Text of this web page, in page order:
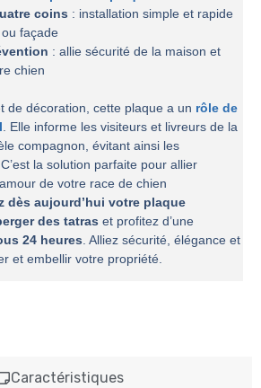
Caractéristiques
coins : installation simple et rapide
façade
: allie sécurité de la maison et
chien
de décoration, cette plaque a un rôle de
. Elle informe les visiteurs et livreurs de la
compagnon, évitant ainsi les
la solution parfaite pour allier
de votre race de chien
dès aujourd’hui votre plaque
des tatras et profitez d’une
24 heures. Alliez sécurité, élégance et
et embellir votre propriété.